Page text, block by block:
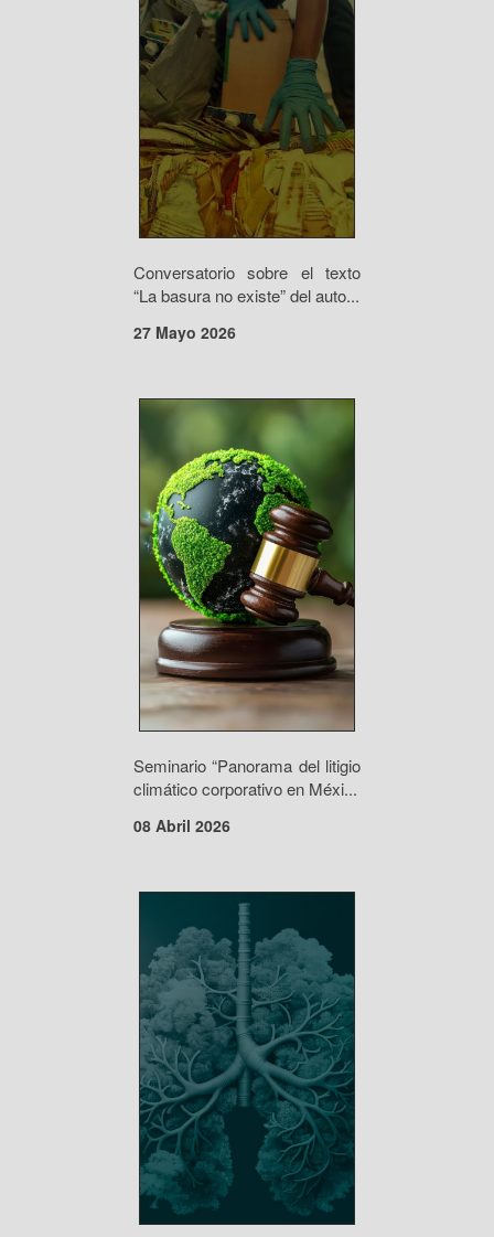
Conversatorio sobre el texto
“La basura no existe” del auto...
27 Mayo 2026
Seminario “Panorama del litigio
climático corporativo en Méxi...
08 Abril 2026